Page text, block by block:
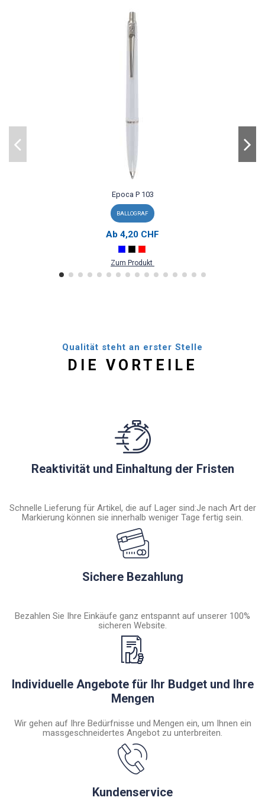
Epoca P 103
BALLOGRAF
Ab 4,20 CHF
Zum Produkt
Qualität steht an erster Stelle
DIE VORTEILE
Reaktivität und Einhaltung der Fristen
Schnelle Lieferung für Artikel, die auf Lager sind:Je nach Art der
Markierung können sie innerhalb weniger Tage fertig sein.
Sichere Bezahlung
Bezahlen Sie Ihre Einkäufe ganz entspannt auf unserer 100%
sicheren Website.
Individuelle Angebote für Ihr Budget und Ihre
Mengen
Wir gehen auf Ihre Bedürfnisse und Mengen ein, um Ihnen ein
massgeschneidertes Angebot zu unterbreiten.
Kundenservice